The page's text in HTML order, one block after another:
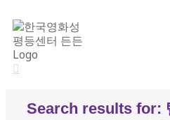
Search results for: